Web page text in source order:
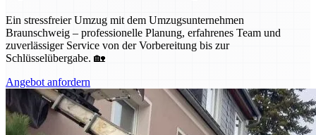
Ein stressfreier Umzug mit dem Umzugsunternehmen
Braunschweig – professionelle Planung, erfahrenes Team und
zuverlässiger Service von der Vorbereitung bis zur
Schlüsselübergabe. 🏡
Angebot anfordern